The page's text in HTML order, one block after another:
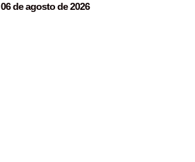
06 de agosto de 2026